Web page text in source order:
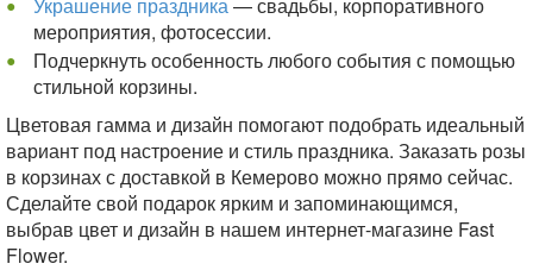
мероприятия, фотосессии.
Подчеркнуть особенность любого события с помощью
стильной корзины.
Цветовая гамма и дизайн помогают подобрать идеальный
вариант под настроение и стиль праздника. Заказать розы
в корзинах с доставкой в Кемерово можно прямо сейчас.
Сделайте свой подарок ярким и запоминающимся,
выбрав цвет и дизайн в нашем интернет-магазине Fast
Flower.